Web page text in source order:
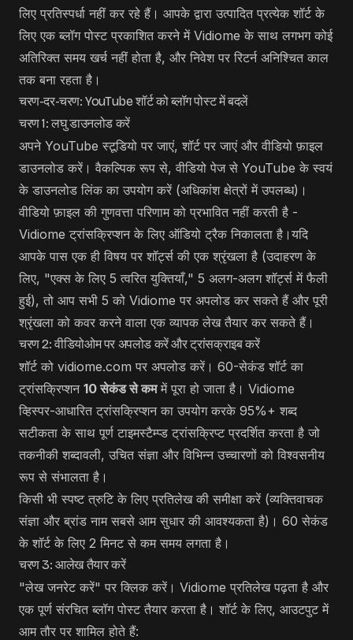
लिए प्रतिस्पर्धा नहीं कर रहे हैं। आपके द्वारा उत्पादित प्रत्येक शॉर्ट के
लिए एक ब्लॉग पोस्ट प्रकाशित करने में Vidiome के साथ लगभग कोई
अतिरिक्त समय खर्च नहीं होता है, और निवेश पर रिटर्न अनिश्चित काल
तक बना रहता है।
चरण-दर-चरण: YouTube शॉर्ट को ब्लॉग पोस्ट में बदलें
चरण 1: लघु डाउनलोड करें
अपने YouTube स्टूडियो पर जाएं, शॉर्ट पर जाएं और वीडियो फ़ाइल
डाउनलोड करें। वैकल्पिक रूप से, वीडियो पेज से YouTube के स्वयं
के डाउनलोड लिंक का उपयोग करें (अधिकांश क्षेत्रों में उपलब्ध)।
वीडियो फ़ाइल की गुणवत्ता परिणाम को प्रभावित नहीं करती है -
Vidiome ट्रांसक्रिप्शन के लिए ऑडियो ट्रैक निकालता है।यदि
आपके पास एक ही विषय पर शॉर्ट्स की एक श्रृंखला है (उदाहरण के
लिए, "एक्स के लिए 5 त्वरित युक्तियाँ," 5 अलग-अलग शॉर्ट्स में फैली
हुई), तो आप सभी 5 को Vidiome पर अपलोड कर सकते हैं और पूरी
श्रृंखला को कवर करने वाला एक व्यापक लेख तैयार कर सकते हैं।
चरण 2: वीडियोओम पर अपलोड करें और ट्रांसक्राइब करें
शॉर्ट को vidiome.com पर अपलोड करें। 60-सेकंड शॉर्ट का
ट्रांसक्रिप्शन 10 सेकंड से कममें पूरा हो जाता है। Vidiome
व्हिस्पर-आधारित ट्रांसक्रिप्शन का उपयोग करके 95%+ शब्द
सटीकता के साथ पूर्ण टाइमस्टैम्प्ड ट्रांसक्रिप्ट प्रदर्शित करता है जो
तकनीकी शब्दावली, उचित संज्ञा और विभिन्न उच्चारणों को विश्वसनीय
रूप से संभालता है।
किसी भी स्पष्ट त्रुटि के लिए प्रतिलेख की समीक्षा करें (व्यक्तिवाचक
संज्ञा और ब्रांड नाम सबसे आम सुधार की आवश्यकता है)। 60 सेकंड
के शॉर्ट के लिए 2 मिनट से कम समय लगता है।
चरण 3: आलेख तैयार करें
"लेख जनरेट करें" पर क्लिक करें। Vidiome प्रतिलेख पढ़ता है और
एक पूर्ण संरचित ब्लॉग पोस्ट तैयार करता है। शॉर्ट के लिए, आउटपुट में
आम तौर पर शामिल होते हैं: